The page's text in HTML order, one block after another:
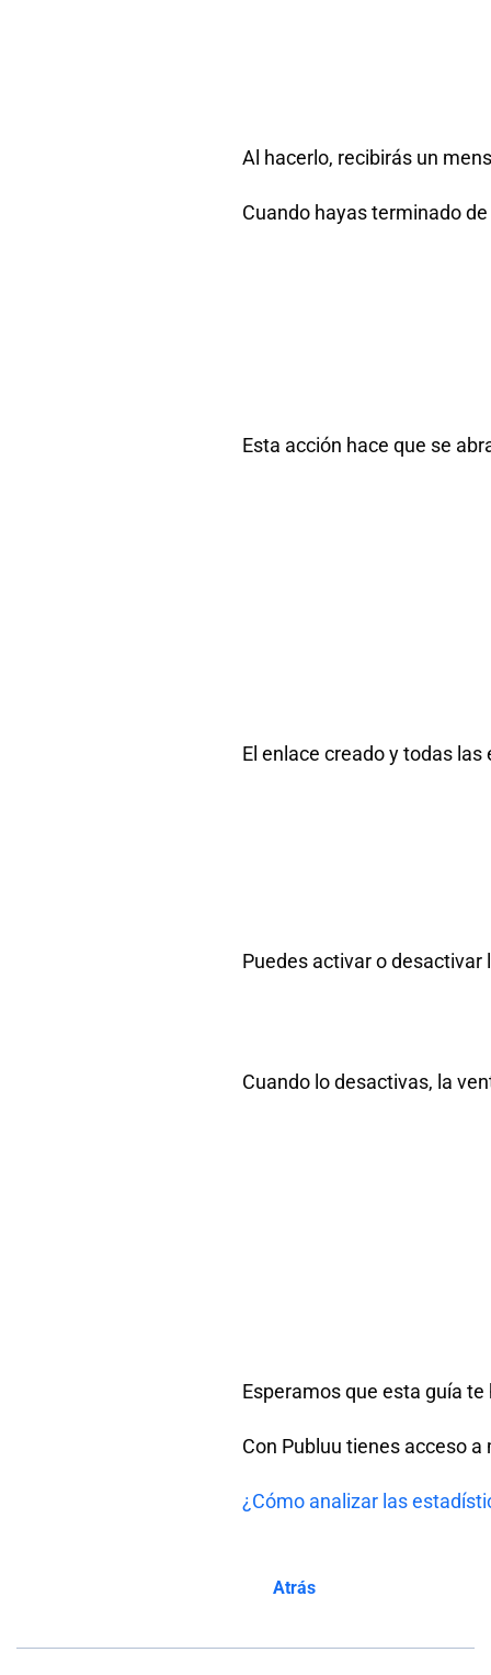
Al hacerlo, recibirás un
Cuando hayas terminado
Esta acción hace que se
El enlace creado y todas
Puedes activar o
Cuando lo desactivas, la
Esperamos que esta guía
Con Publuu tienes acceso
¿Cómo analizar las
Atrás